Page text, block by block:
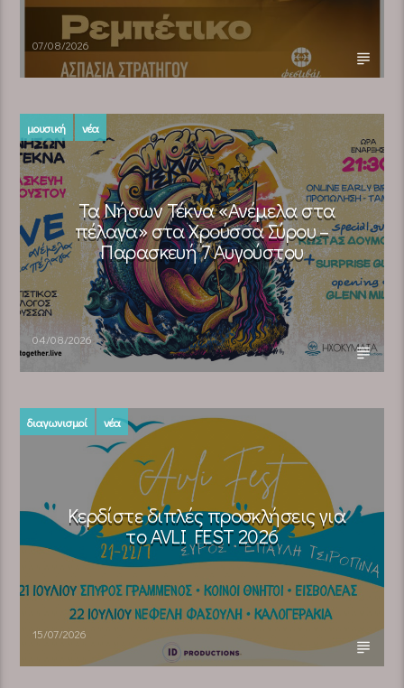
07/08/2026
μουσική νέα
Τα Νήσων Τέκνα «Ανέμελα στα
πέλαγα» στα Χρούσσα Σύρου –
Παρασκευή 7 Αυγούστου
04/08/2026
διαγωνισμοί νέα
Κερδίστε διπλές προσκλήσεις για
το AVLI FEST 2026
15/07/2026